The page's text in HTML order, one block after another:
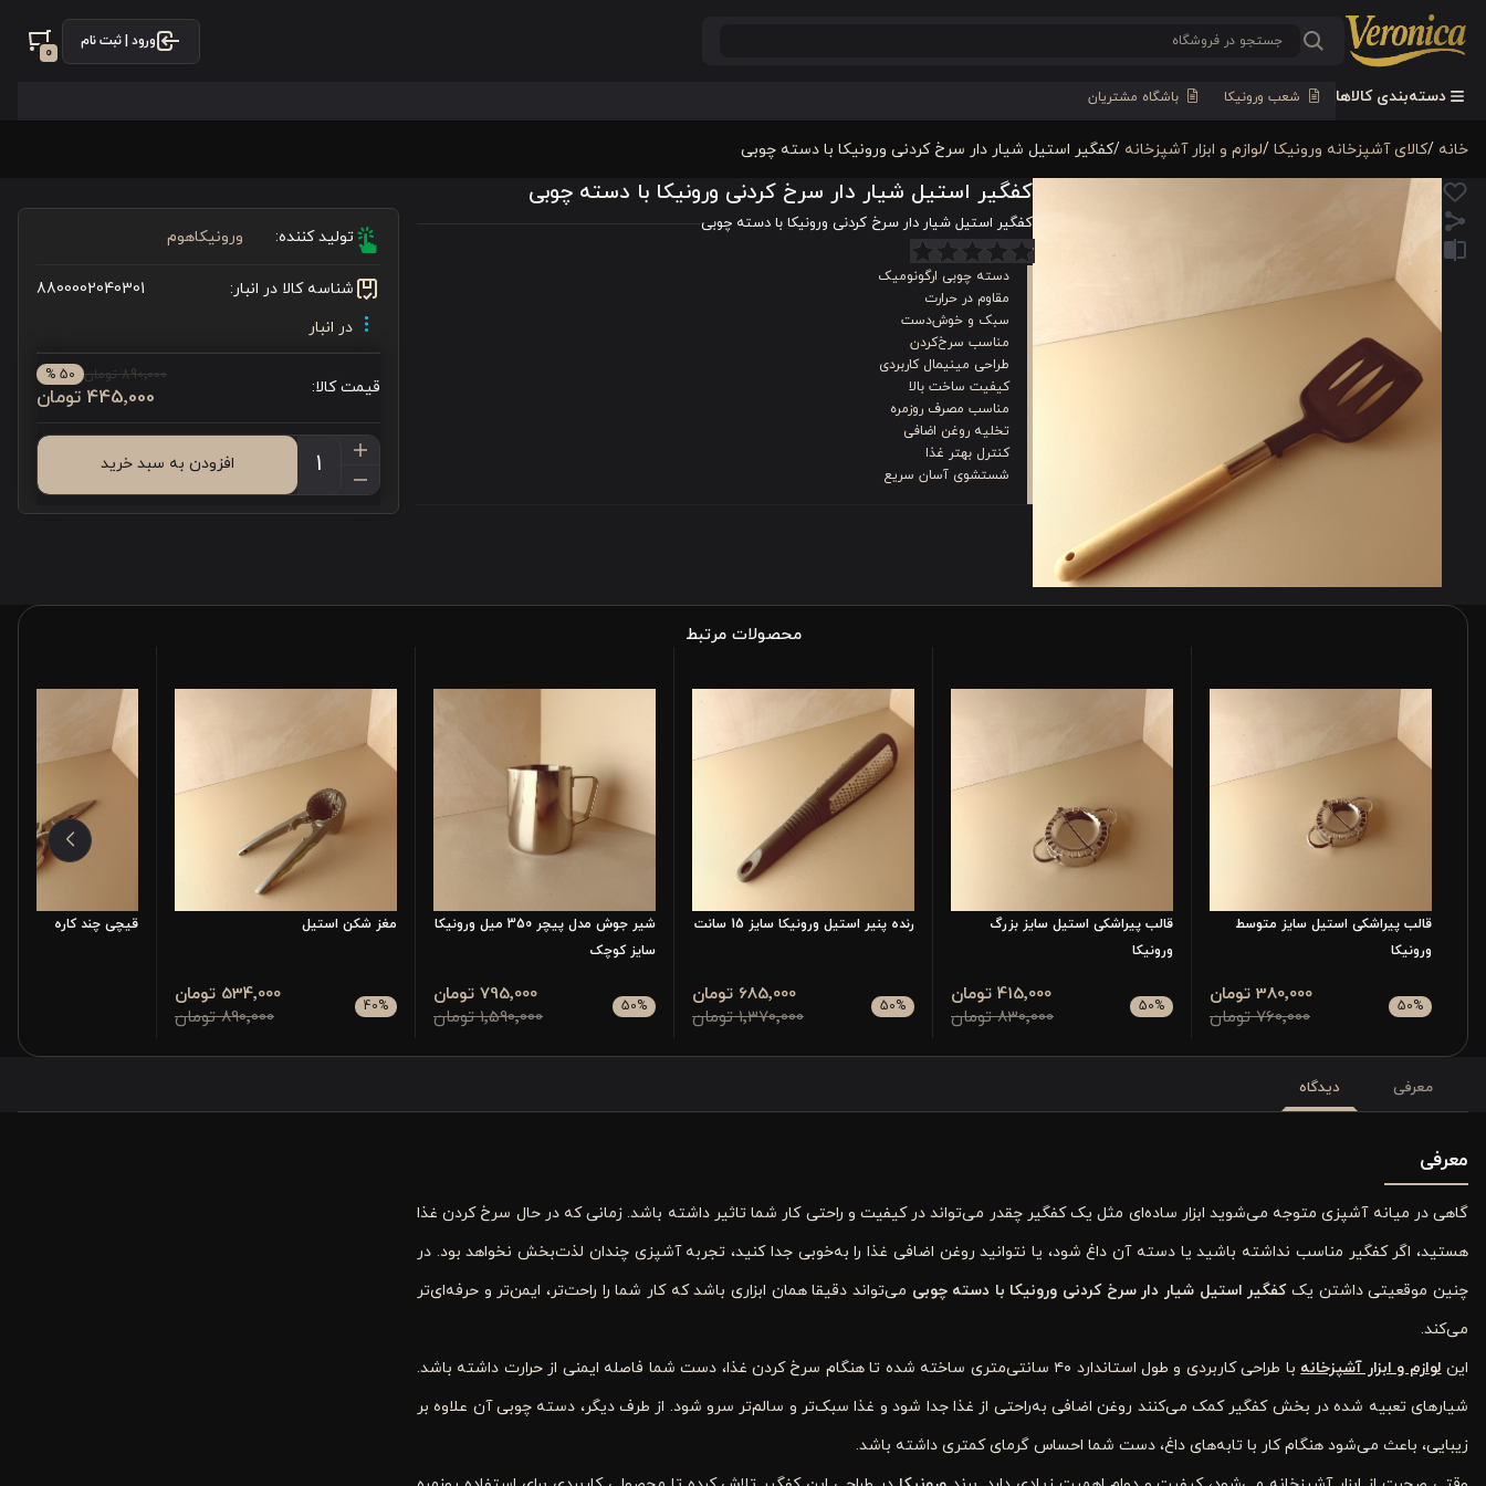
ورود | ثبت نام
0
دسته‌بندی کالاها شعب ورونیکا باشگاه مشتریان
خانه /كالای آشپزخانه ورونیکا /لوازم و ابزار آشپزخانه /کفگیر استیل شیار دار سرخ کردنی ورونیکا با دسته چوبی
کفگیر استیل شیار دار سرخ کردنی ورونیکا با دسته چوبی
کفگیر استیل شیار دار سرخ کردنی ورونیکا با دسته چوبی
دسته چوبی ارگونومیک
مقاوم در حرارت
سبک و خوش‌دست
مناسب سرخ‌کردن
طراحی مینیمال کاربردی
کیفیت ساخت بالا
مناسب مصرف روزمره
تخلیه روغن اضافی
کنترل بهتر غذا
شستشوی آسان سریع
تولید کننده: ورونیکاهوم
شناسه کالا در انبار:
8800002040301
در انبار
قیمت کالا:
890٬000 تومان 50 %
445٬000 تومان
افزودن به سبد خرید
محصولات مرتبط
قالب پیراشکی استیل سایز متوسط
ورونیکا
50% 760٬000 تومان
380٬000 تومان
قالب پیراشکی استیل سایز بزرگ
ورونیکا
50% 830٬000 تومان
415٬000 تومان
رنده پنیر استیل ورونیکا سایز 15 سانت
50% 1٬370٬000 تومان
685٬000 تومان
شیر جوش مدل پیچر 350 میل ورونیکا
سایز کوچک
50% 1٬590٬000 تومان
795٬000 تومان
مغز شکن استیل
40% 890٬000 تومان
534٬000 تومان
قیچی چند کاره
معرفی دیدگاه
معرفی
گاهی در میانه آشپزی متوجه می‌شوید ابزار ساده‌ای مثل یک کفگیر چقدر می‌تواند در کیفیت و راحتی کار شما تاثیر داشته باشد. زمانی که در حال سرخ کردن غذا
هستید، اگر کفگیر مناسب نداشته باشید یا دسته آن داغ شود، یا نتوانید روغن اضافی غذا را به‌خوبی جدا کنید، تجربه آشپزی چندان لذت‌بخش نخواهد بود. در
چنین موقعیتی داشتن یککفگیر استیل شیار دار سرخ کردنی ورونیکا با دسته چوبی می‌تواند دقیقا همان ابزاری باشد که کار شما را راحت‌تر، ایمن‌تر و حرفه‌ای‌تر
می‌کند.
این لوازم و ابزار آشپزخانه
با طراحی کاربردی و طول استاندارد ۴۰ سانتی‌متری ساخته شده تا هنگام سرخ کردن غذا، دست شما فاصله ایمنی از حرارت داشته باشد.
شیارهای تعبیه شده در بخش کفگیر کمک می‌کنند روغن اضافی به‌راحتی از غذا جدا شود و غذا سبک‌تر و سالم‌تر سرو شود. از طرف دیگر، دسته چوبی آن علاوه بر
زیبایی، باعث می‌شود هنگام کار با تابه‌های داغ، دست شما احساس گرمای کمتری داشته باشد.